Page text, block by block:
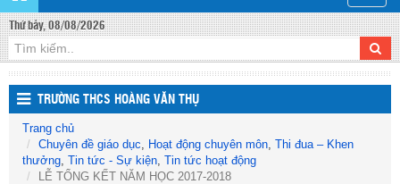
Thứ bảy, 08/08/2026
TRƯỜNG THCS HOÀNG VĂN THỤ
Trang chủ
Chuyên đề giáo dục
Hoạt động chuyên môn Thi đua – Khen
thưởng Tin tức - Sự kiện Tin tức hoạt động
LỄ TỔNG KẾT NĂM HỌC 2017-2018